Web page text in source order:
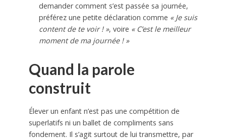
demander comment s’est passée sa journée,
préférez une petite déclaration comme « Je suis
content de te voir ! », voire « C’est le meilleur
moment de ma journée ! »
Quand la parole
construit
Élever un enfant n’est pas une compétition de
superlatifs ni un ballet de compliments sans
fondement. Il s’agit surtout de lui transmettre, par